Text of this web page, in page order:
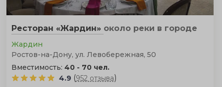
Ресторан «Жардин» около реки в городе
Жардин
Ростов-на-Дону, ул. Левобережная, 50
Вместимость: 40 - 70 чел.
4.9 (952 отзыва)